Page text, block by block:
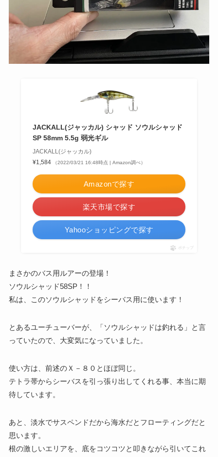
JACKALL(ジャッカル) シャッド ソウルシャッド
SP 58mm 5.5g 弱光ギル
JACKALL(ジャッカル)
¥1,584
（2022/03/21 16:48時点 | Amazon調べ）
Amazonで探す
楽天市場で探す
Yahooショッピングで探す
ポチップ
まさかのバス用ルアーの登場！
ソウルシャッド58SP！！
私は、このソウルシャッドをシーバス用に使います！
とあるユーチューバーが、「ソウルシャッドは釣れる」と言
っていたので、大変気になっていました。
使い方は、前述のＸ－８０とほぼ同じ。
テトラ帯からシーバスを引っ張り出してくれる事、本当に期
待しています。
あと、淡水でサスペンドだから海水だとフローティングだと
思います。
根の激しいエリアを、底をコツコツと叩きながら引いてこれ